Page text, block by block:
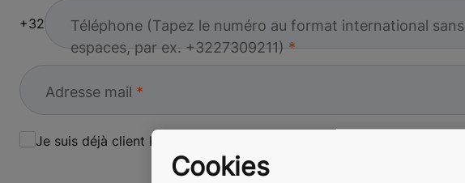
Téléphone (Tapez le numéro au format international sans
espaces, par ex. +3227309211)
+32
Adresse mail
Je suis déjà client KONE
Cookies